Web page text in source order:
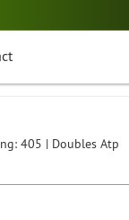
405 | Doubles Atp